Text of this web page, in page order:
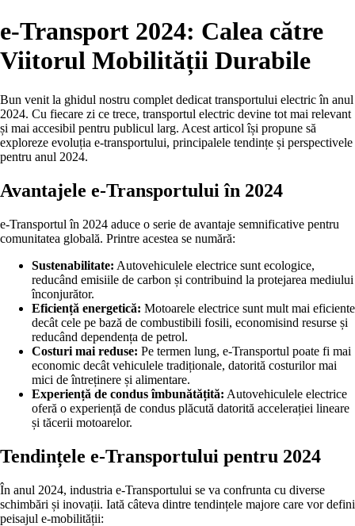
e-Transport 2024: Calea către
Viitorul Mobilității Durabile
Bun venit la ghidul nostru complet dedicat transportului electric în anul
2024. Cu fiecare zi ce trece, transportul electric devine tot mai relevant
și mai accesibil pentru publicul larg. Acest articol își propune să
exploreze evoluția e-transportului, principalele tendințe și perspectivele
pentru anul 2024.
Avantajele e-Transportului în 2024
e-Transportul în 2024 aduce o serie de avantaje semnificative pentru
comunitatea globală. Printre acestea se numără:
Sustenabilitate: Autovehiculele electrice sunt ecologice,
reducând emisiile de carbon și contribuind la protejarea mediului
înconjurător.
Eficiență energetică: Motoarele electrice sunt mult mai eficiente
decât cele pe bază de combustibili fosili, economisind resurse și
reducând dependența de petrol.
Costuri mai reduse: Pe termen lung, e-Transportul poate fi mai
economic decât vehiculele tradiționale, datorită costurilor mai
mici de întreținere și alimentare.
Experiență de condus îmbunătățită: Autovehiculele electrice
oferă o experiență de condus plăcută datorită accelerației lineare
și tăcerii motoarelor.
Tendințele e-Transportului pentru 2024
În anul 2024, industria e-Transportului se va confrunta cu diverse
schimbări și inovații. Iată câteva dintre tendințele majore care vor defini
peisajul e-mobilității: